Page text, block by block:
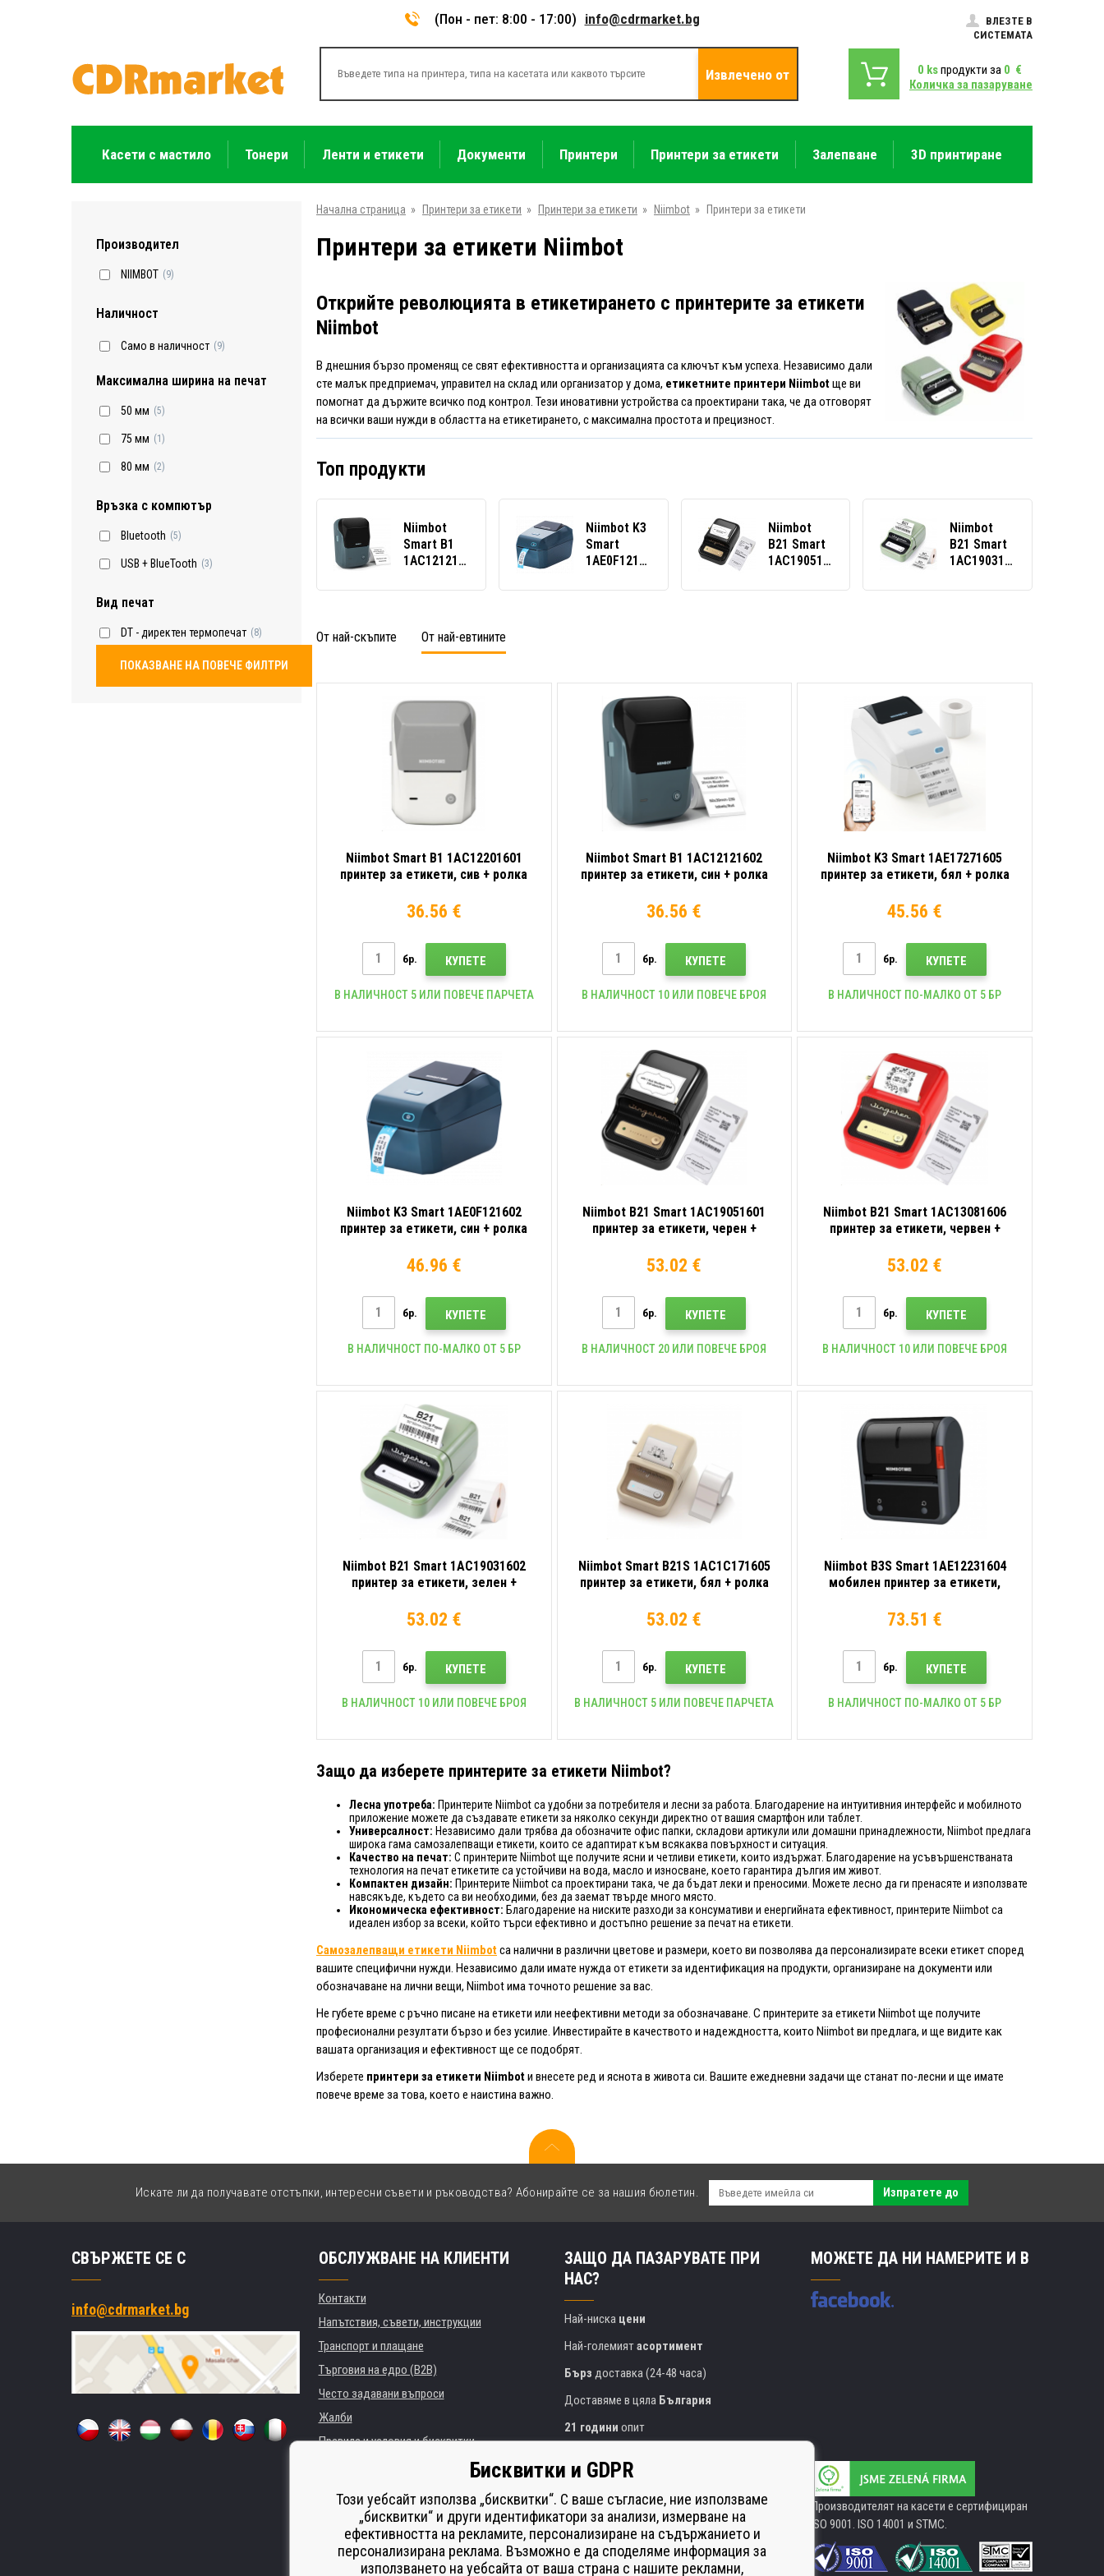
(Пон - пет: 8:00 - 17:00) info@cdrmarket.bg
ВЛЕЗТЕ В
СИСТЕМАТА
Извлечено от 0 ksпродукти за 0 €
Количка за пазаруване
Касети с мастило Тонери Ленти и етикети Документи Принтери Принтери за етикети Залепване 3D принтиране
Производител
NIIMBOT (9)
Наличност
Само в наличност (9)
Максимална ширина на печат
50 мм (5)
75 мм (1)
80 мм (2)
Връзка с компютър
Bluetooth (5)
USB + BlueTooth (3)
Вид печат
DT - директен термопечат (8)
ПОКАЗВАНЕ НА ПОВЕЧЕ ФИЛТРИ
Начална страница » Принтери за етикети » Принтери за етикети » Niimbot » Принтери за етикети
Принтери за етикети Niimbot
Открийте революцията в етикетирането с принтерите за етикети
Niimbot
В днешния бързо променящ се свят ефективността и организацията са ключът към успеха. Независимо дали
сте малък предприемач, управител на склад или организатор у дома, етикетните принтери Niimbotще ви
помогнат да държите всичко под контрол. Тези иновативни устройства са проектирани така, че да отговорят
на всички ваши нужди в областта на етикетирането, с максимална простота и прецизност.
Топ продукти
Niimbot
Smart B1
1AC12121602
етикети,
етикети
Niimbot K3
Smart
1AE0F121602
етикети,
Niimbot
B21 Smart
1AC19051601
етикети,
Niimbot
B21 Smart
1AC19031602
етикети,
От най-скъпите От най-евтините
Niimbot Smart B1 1AC12201601
принтер за етикети, сив + ролка
36.56 €
бр. КУПЕТЕ
В НАЛИЧНОСТ 5 ИЛИ ПОВЕЧЕ ПАРЧЕТА
Niimbot Smart B1 1AC12121602
принтер за етикети, син + ролка
36.56 €
бр. КУПЕТЕ
В НАЛИЧНОСТ 10 ИЛИ ПОВЕЧЕ БРОЯ
Niimbot K3 Smart 1AE17271605
принтер за етикети, бял + ролка
45.56 €
бр. КУПЕТЕ
В НАЛИЧНОСТ ПО-МАЛКО ОТ 5 БР
Niimbot K3 Smart 1AE0F121602
принтер за етикети, син + ролка
46.96 €
бр. КУПЕТЕ
В НАЛИЧНОСТ ПО-МАЛКО ОТ 5 БР
Niimbot B21 Smart 1AC19051601
принтер за етикети, черен +
53.02 €
бр. КУПЕТЕ
В НАЛИЧНОСТ 20 ИЛИ ПОВЕЧЕ БРОЯ
Niimbot B21 Smart 1AC13081606
принтер за етикети, червен +
53.02 €
бр. КУПЕТЕ
В НАЛИЧНОСТ 10 ИЛИ ПОВЕЧЕ БРОЯ
Niimbot B21 Smart 1AC19031602
принтер за етикети, зелен +
53.02 €
бр. КУПЕТЕ
В НАЛИЧНОСТ 10 ИЛИ ПОВЕЧЕ БРОЯ
Niimbot Smart B21S 1AC1C171605
принтер за етикети, бял + ролка
53.02 €
бр. КУПЕТЕ
В НАЛИЧНОСТ 5 ИЛИ ПОВЕЧЕ ПАРЧЕТА
Niimbot B3S Smart 1AE12231604
мобилен принтер за етикети,
73.51 €
бр. КУПЕТЕ
В НАЛИЧНОСТ ПО-МАЛКО ОТ 5 БР
Защо да изберете принтерите за етикети Niimbot?
Лесна употреба: Принтерите Niimbot са удобни за потребителя и лесни за работа. Благодарение на интуитивния интерфейс и мобилното
приложение можете да създавате етикети за няколко секунди директно от вашия смартфон или таблет.
Универсалност: Независимо дали трябва да обозначите офис папки, складови артикули или домашни принадлежности, Niimbot предлага
широка гама самозалепващи етикети, които се адаптират към всякаква повърхност и ситуация.
Качество на печат: С принтерите Niimbot ще получите ясни и четливи етикети, които издържат. Благодарение на усъвършенстваната
технология на печат етикетите са устойчиви на вода, масло и износване, което гарантира дългия им живот.
Компактен дизайн: Принтерите Niimbot са проектирани така, че да бъдат леки и преносими. Можете лесно да ги пренасяте и използвате
навсякъде, където са ви необходими, без да заемат твърде много място.
Икономическа ефективност: Благодарение на ниските разходи за консумативи и енергийната ефективност, принтерите Niimbot са
идеален избор за всеки, който търси ефективно и достъпно решение за печат на етикети.
Самозалепващи етикети Niimbotса налични в различни цветове и размери, което ви позволява да персонализирате всеки етикет според
вашите специфични нужди. Независимо дали имате нужда от етикети за идентификация на продукти, организиране на документи или
обозначаване на лични вещи, Niimbot има точното решение за вас.
Не губете време с ръчно писане на етикети или неефективни методи за обозначаване. С принтерите за етикети Niimbot ще получите
професионални резултати бързо и без усилие. Инвестирайте в качеството и надеждността, които Niimbot ви предлага, и ще видите как
вашата организация и ефективност ще се подобрят.
Изберете принтери за етикети Niimbotи внесете ред и яснота в живота си. Вашите ежедневни задачи ще станат по-лесни и ще имате
повече време за това, което е наистина важно.
Искате ли да получавате отстъпки, интересни съвети и ръководства? Абонирайте се за нашия бюлетин. Изпратете до
СВЪРЖЕТЕ СЕ С
info@cdrmarket.bg
ОБСЛУЖВАНЕ НА КЛИЕНТИ
Контакти
Напътствия, съвети, инструкции
Транспорт и плащане
Търговия на едро (B2B)
Често задавани въпроси
Жалби
Правила и условия и бисквитки
Наемане на принтери
Заместващо изпълнение
Odstoupení od smlouvy
ЗАЩО ДА ПАЗАРУВАТЕ ПРИ
НАС?
Най-ниска цени
Най-големиятасортимент
Бърз доставка (24-48 часа)
Доставяме в цяла България
21 години опит
Полезен подход
Goldenсертификат Heureka
Сейфонлайн плащания
МОЖЕТЕ ДА НИ НАМЕРИТЕ И В
Производителят на касети е сертифициран
ISO 9001. ISO 14001 и STMC.
Бисквитки и GDPR
Този уебсайт използва „бисквитки“. С ваше съгласие, ние използваме
„бисквитки“ и други идентификатори за анализи, измерване на
ефективността на рекламите, персонализиране на съдържанието и
персонализирана реклама. Възможно е да споделяме информация за
използването на уебсайта от ваша страна с нашите рекламни,